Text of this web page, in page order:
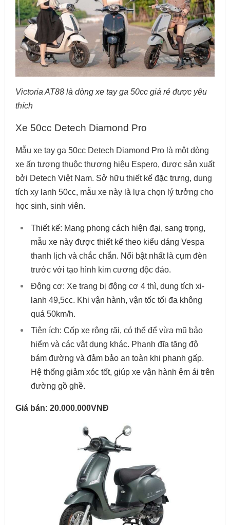
Victoria AT88 là dòng xe tay ga 50cc giá rẻ được yêu
thích
Xe 50cc Detech Diamond Pro
Mẫu xe tay ga 50cc Detech Diamond Pro là một dòng
xe ấn tượng thuộc thương hiệu Espero, được sản xuất
bởi Detech Việt Nam. Sở hữu thiết kế đặc trưng, dung
tích xy lanh 50cc, mẫu xe này là lựa chọn lý tưởng cho
học sinh, sinh viên.
Thiết kế: Mang phong cách hiện đại, sang trọng,
mẫu xe này được thiết kế theo kiểu dáng Vespa
thanh lịch và chắc chắn. Nổi bật nhất là cụm đèn
trước với tạo hình kim cương độc đáo.
Động cơ: Xe trang bị động cơ 4 thì, dung tích xi-
lanh 49,5cc. Khi vận hành, vận tốc tối đa không
quá 50km/h.
Tiện ích: Cốp xe rộng rãi, có thể để vừa mũ bảo
hiểm và các vật dụng khác. Phanh đĩa tăng độ
bám đường và đảm bảo an toàn khi phanh gấp.
Hệ thống giảm xóc tốt, giúp xe vận hành êm ái trên
đường gồ ghề.
Giá bán: 20.000.000VNĐ